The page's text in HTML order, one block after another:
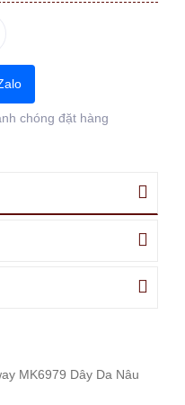
chóng đặt hàng
MK6979 Dây Da Nâu